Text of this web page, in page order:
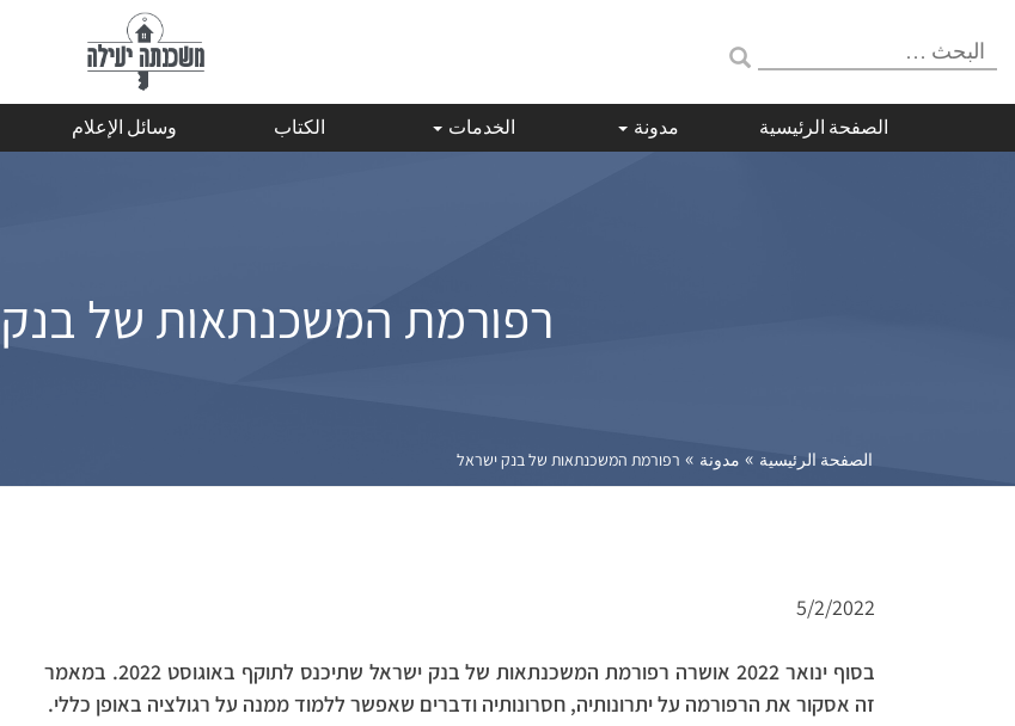
البحث:
الصفحة الرئيسية مدونة الخدمات الكتاب وسائل الإعلام
רפורמת המשכנתאות של
الصفحة الرئيسية » مدونة » רפורמת המשכנתאות של בנק ישראל
5/2/2022
בסוף ינואר 2022 אושרה רפורמת המשכנתאות של בנק ישראל שתיכנס לתוקף באוגוסט 2022. במאמר
זה אסקור את הרפורמה על יתרונותיה, חסרונותיה ודברים שאפשר ללמוד ממנה על רגולציה באופן כללי.